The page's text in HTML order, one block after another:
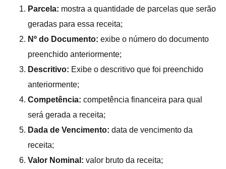
Parcela: mostra a quantidade de parcelas que serão
geradas para essa receita;
Nº do Documento: exibe o número do documento
preenchido anteriormente;
Descritivo: Exibe o descritivo que foi preenchido
anteriormente;
Competência: competência financeira para qual
será gerada a receita;
Dada de Vencimento: data de vencimento da
receita;
Valor Nominal: valor bruto da receita;